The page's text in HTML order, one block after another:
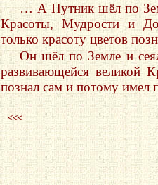
… А Путник шёл по
Красоты, Мудрости и
только красоту цветов
Он шёл по Земле и
развивающейся великой
познал сам и потому имел
<<<